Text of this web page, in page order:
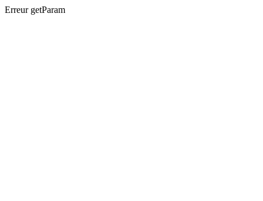
Erreur getParam